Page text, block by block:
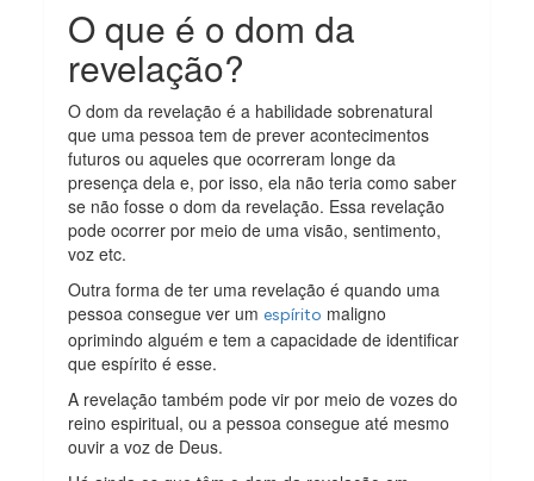
O que é o dom da
revelação?
O dom da revelação é a habilidade sobrenatural
que uma pessoa tem de prever acontecimentos
futuros ou aqueles que ocorreram longe da
presença dela e, por isso, ela não teria como saber
se não fosse o dom da revelação. Essa revelação
pode ocorrer por meio de uma visão, sentimento,
voz etc.
Outra forma de ter uma revelação é quando uma
pessoa consegue ver umespírito maligno
oprimindo alguém e tem a capacidade de identificar
que espírito é esse.
A revelação também pode vir por meio de vozes do
reino espiritual, ou a pessoa consegue até mesmo
ouvir a voz de Deus.